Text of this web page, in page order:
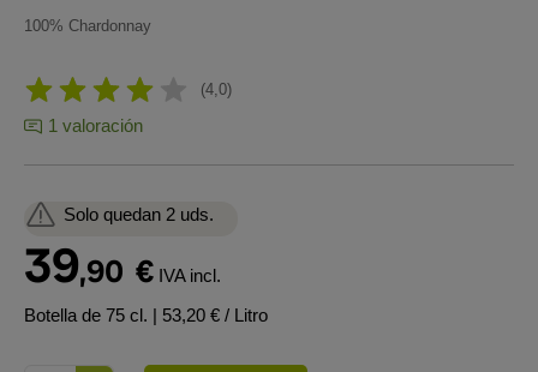
100% Chardonnay
4,0
1 valoración
Solo quedan 2 uds.
39,90 € IVA incl.
Botella de 75 cl. | 53,20 € / Litro